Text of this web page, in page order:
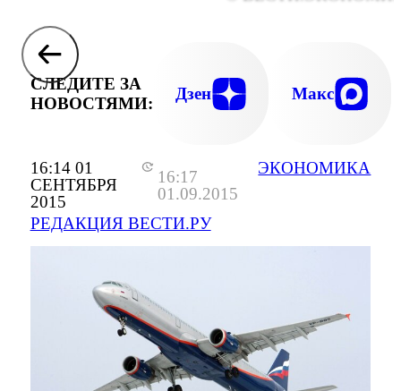
16:14 01
СЕНТЯБРЯ
2015
16:17
01.09.2015
РЕДАКЦИЯ ВЕСТИ.РУ
ЭКОНОМИКА
СЛЕДИТЕ ЗА
НОВОСТЯМИ:
Дзен Макс